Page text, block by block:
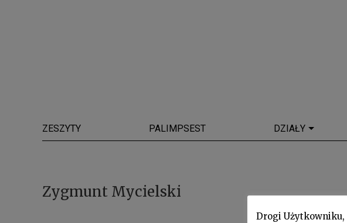
ZESZYTY PALIMPSEST DZIAŁY
Zygmunt Mycielski
Drogi Użytkowniku,